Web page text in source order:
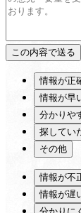
情報が正
情報が早
分かりや
探してい
その他
情報が不
情報が遅